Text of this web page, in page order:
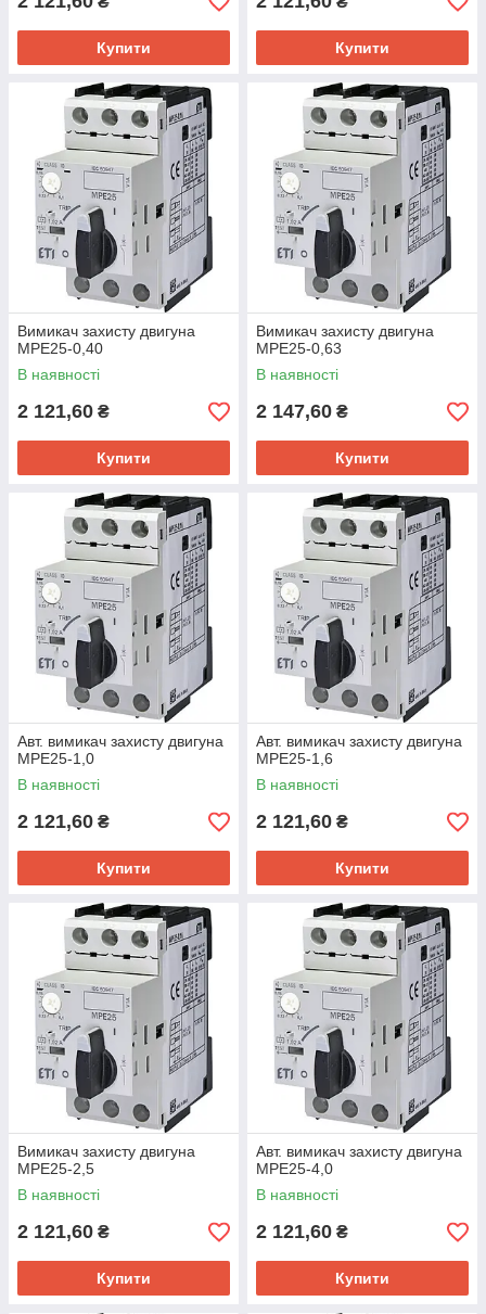
Купити Купити
Вимикач захисту двигуна
MPE25-0,40
В наявності
2 121,60 ₴
Купити
Вимикач захисту двигуна
MPE25-0,63
В наявності
2 147,60 ₴
Купити
Авт. вимикач захисту двигуна
MPE25-1,0
В наявності
2 121,60 ₴
Купити
Авт. вимикач захисту двигуна
MPE25-1,6
В наявності
2 121,60 ₴
Купити
Вимикач захисту двигуна
MPE25-2,5
В наявності
2 121,60 ₴
Купити
Авт. вимикач захисту двигуна
MPE25-4,0
В наявності
2 121,60 ₴
Купити